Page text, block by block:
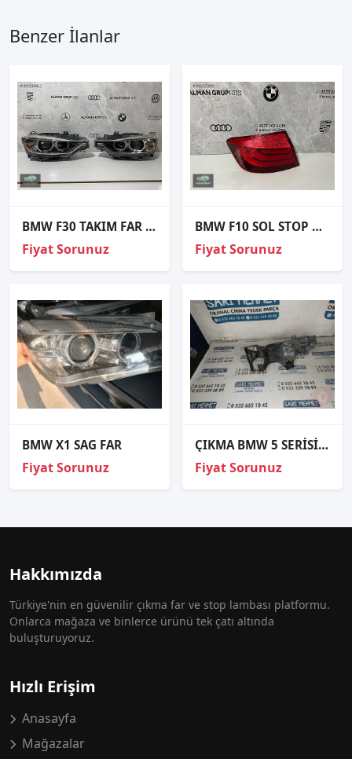
Benzer İlanlar
BMW F30 TAKIM FAR ORJİNAL
Fiyat Sorunuz
BMW F10 SOL STOP HATASIZ ORJİNAL
Fiyat Sorunuz
BMW X1 SAG FAR
Fiyat Sorunuz
ÇIKMA BMW 5 SERİSİ F10 SOL ÖN FAR BRAKETİ
Fiyat Sorunuz
Hakkımızda
Türkiye'nin en güvenilir çıkma far ve stop lambası platformu.
Onlarca mağaza ve binlerce ürünü tek çatı altında
buluşturuyoruz.
Hızlı Erişim
Anasayfa
Mağazalar